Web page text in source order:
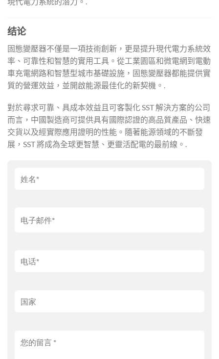
结论
固態變壓器不僅是一項技術創新，更是提升現代電力系統效
率、可靠性和智慧的實用工具。從工業園區和微電網到電動
車充電網路和智慧型城市基礎設施，固態變壓器都能提供實
質的營運效益，並開啟能源最佳化的新契機。.
對於尋求可靠、具成本效益且可客製化 SST 解決方案的公司
而言，中國製造商可提供具有國際認證的高品質產品、快速
交貨以及經實際應用證明的性能。隨著能源領域的不斷發
展，SST 將成為全球更智慧、更靈活配電的最前線。.